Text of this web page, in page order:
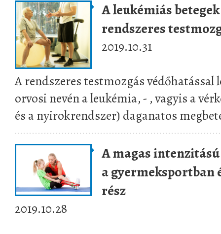
A leukémiás
rendszeres
2019.10.31
A rendszeres testmozgás védőhatással
orvosi nevén a leukémia, - , vagyis a
és a nyirokrendszer) daganatos
A magas
a gyermeksportban
rész
2019.10.28